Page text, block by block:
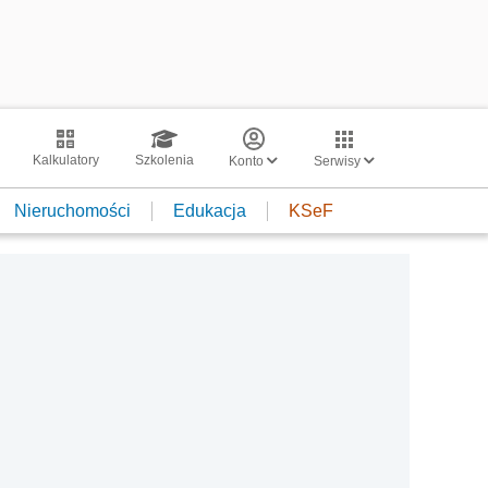
Kalkulatory Szkolenia Konto Serwisy
Nieruchomości Edukacja KSeF